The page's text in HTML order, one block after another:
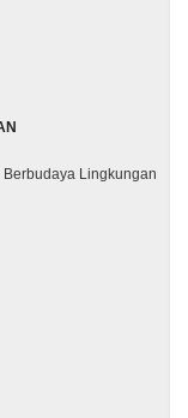
Lingkungan